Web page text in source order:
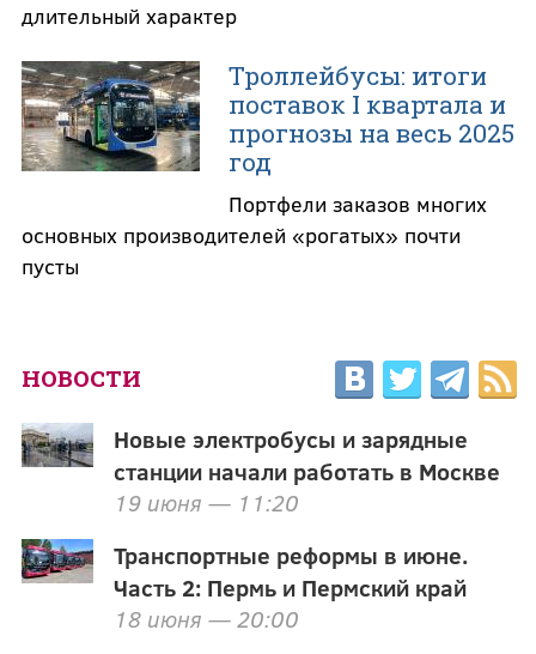
длительный характер
Троллейбусы: итоги
поставок I квартала и
прогнозы на весь 2025
год
Портфели заказов многих
основных производителей «рогатых» почти
пусты
НОВОСТИ
Новые электробусы и зарядные
станции начали работать в Москве
19 июня — 11:20
Транспортные реформы в июне.
Часть 2: Пермь и Пермский край
18 июня — 20:00